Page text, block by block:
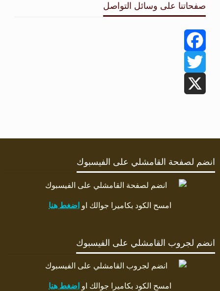
صفحاتنا على وسائل التواصل
Facebook
Twitter
انضم لصفحة القامشلي على الفيسبوك
امسح الكود بكاميرا جوالك او اضغط هنا
انضم لجروب القامشلي على الفيسبوك
امسح الكود بكاميرا جوالك او اضغط هنا